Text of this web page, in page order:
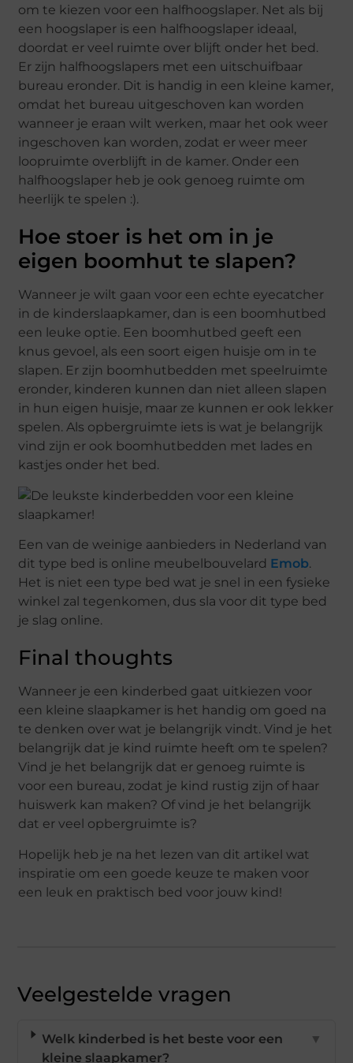
om te kiezen voor een halfhoogslaper. Net als bij
een hoogslaper is een halfhoogslaper ideaal,
doordat er veel ruimte over blijft onder het bed.
Er zijn halfhoogslapers met een uitschuifbaar
bureau eronder. Dit is handig in een kleine kamer,
omdat het bureau uitgeschoven kan worden
wanneer je eraan wilt werken, maar het ook weer
ingeschoven kan worden, zodat er weer meer
loopruimte overblijft in de kamer. Onder een
halfhoogslaper heb je ook genoeg ruimte om
heerlijk te spelen :).
Hoe stoer is het om in je
eigen boomhut te slapen?
Wanneer je wilt gaan voor een echte eyecatcher
in de kinderslaapkamer, dan is een boomhutbed
een leuke optie. Een boomhutbed geeft een
knus gevoel, als een soort eigen huisje om in te
slapen. Er zijn boomhutbedden met speelruimte
eronder, kinderen kunnen dan niet alleen slapen
in hun eigen huisje, maar ze kunnen er ook lekker
spelen. Als opbergruimte iets is wat je belangrijk
vind zijn er ook boomhutbedden met lades en
kastjes onder het bed.
Een van de weinige aanbieders in Nederland van
dit type bed is online meubelbouvelard Emob.
Het is niet een type bed wat je snel in een fysieke
winkel zal tegenkomen, dus sla voor dit type bed
je slag online.
Final thoughts
Wanneer je een kinderbed gaat uitkiezen voor
een kleine slaapkamer is het handig om goed na
te denken over wat je belangrijk vindt. Vind je het
belangrijk dat je kind ruimte heeft om te spelen?
Vind je het belangrijk dat er genoeg ruimte is
voor een bureau, zodat je kind rustig zijn of haar
huiswerk kan maken? Of vind je het belangrijk
dat er veel opbergruimte is?
Hopelijk heb je na het lezen van dit artikel wat
inspiratie om een goede keuze te maken voor
een leuk en praktisch bed voor jouw kind!
Veelgestelde vragen
Welk kinderbed is het beste voor een
kleine slaapkamer?
▼